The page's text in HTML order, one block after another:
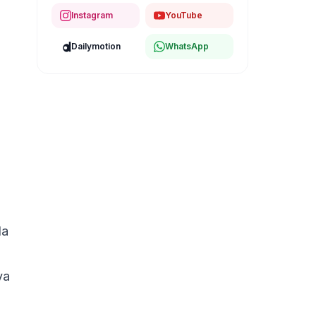
Instagram YouTube
Dailymotion WhatsApp